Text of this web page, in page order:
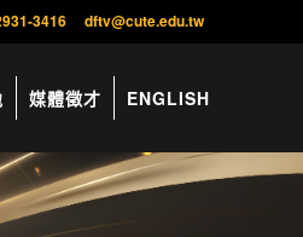
3416 dftv@cute.edu.tw
媒體徵才 ENGLISH